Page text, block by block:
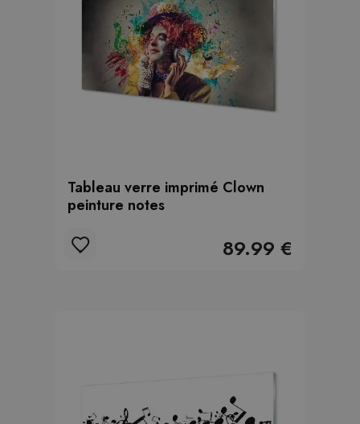
Tableau verre imprimé Clown
peinture notes
89.99 €